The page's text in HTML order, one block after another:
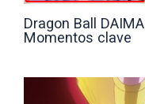
Dragon Ball
Momentos clave